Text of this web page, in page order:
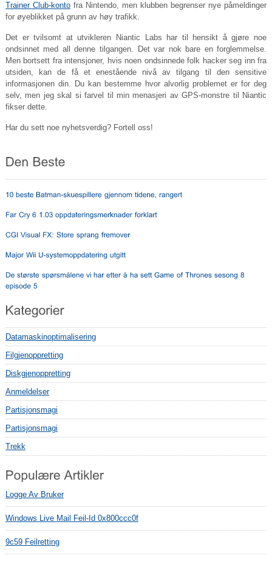
Trainer Club-kontofra Nintendo, men klubben begrenser nye påmeldinger
for øyeblikket på grunn av høy trafikk.
Det er tvilsomt at utvikleren Niantic Labs har til hensikt å gjøre noe
ondsinnet med all denne tilgangen. Det var nok bare en forglemmelse.
Men bortsett fra intensjoner, hvis noen ondsinnede folk hacker seg inn fra
utsiden, kan de få et enestående nivå av tilgang til den sensitive
informasjonen din. Du kan bestemme hvor alvorlig problemet er for deg
selv, men jeg skal si farvel til min menasjeri av GPS-monstre til Niantic
fikser dette.
Har du sett noe nyhetsverdig? Fortell oss!
Datamaskinoptimalisering
Filgjenoppretting
Diskgjenoppretting
Anmeldelser
Partisjonsmagi
Partisjonsmagi
Trekk
Logge Av Bruker
Windows Live Mail Feil-Id 0x800ccc0f
9c59 Feilretting